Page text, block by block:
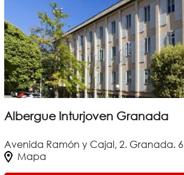
Albergue Inturjoven Granada
Avenida Ramón y Cajal, 2. Granada. 6
Mapa